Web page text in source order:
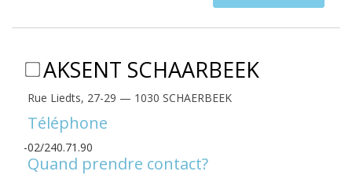
AKSENT SCHAARBEEK
Rue Liedts, 27-29 — 1030 SCHAERBEEK
Téléphone
02/240.71.90
Quand prendre contact?